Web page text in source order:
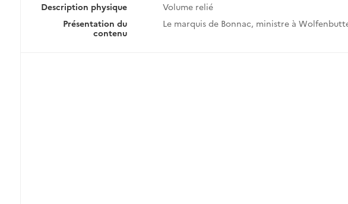
Description physique
Volume relié
Présentation du
contenu
Le marquis de Bonnac, ministre à